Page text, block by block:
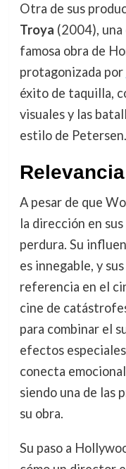
Otra de sus
Troya (2004), una
famosa obra de
protagonizada por
éxito de taquilla,
visuales y las
estilo de Petersen.
A pesar de que
la dirección en
perdura. Su
es innegable, y
referencia en el
cine de
para combinar el
efectos
conecta
siendo una de las
su obra.
Su paso a